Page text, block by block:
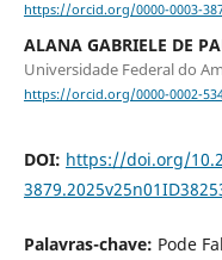
https://orcid.org/0000-0003-
ALANA GABRIELE DE
Universidade Federal do
https://orcid.org/0000-0002-
DOI: https://doi.org/
Palavras-chave: Pode